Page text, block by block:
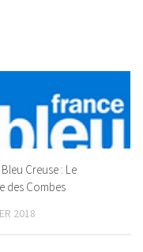
Creuse : Le
des Combes
2018